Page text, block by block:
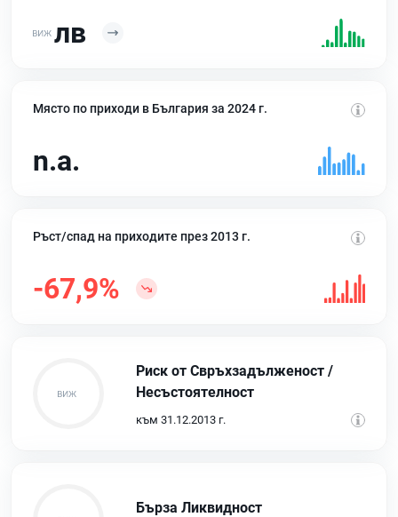
лв
Място по приходи в България за 2024 г.
n.a.
Ръст/спад на приходите през 2013 г.
-67,9%
Риск от Свръхзадълженост /
Несъстоятелност
към 31.12.2013 г.
Бърза Ликвидност